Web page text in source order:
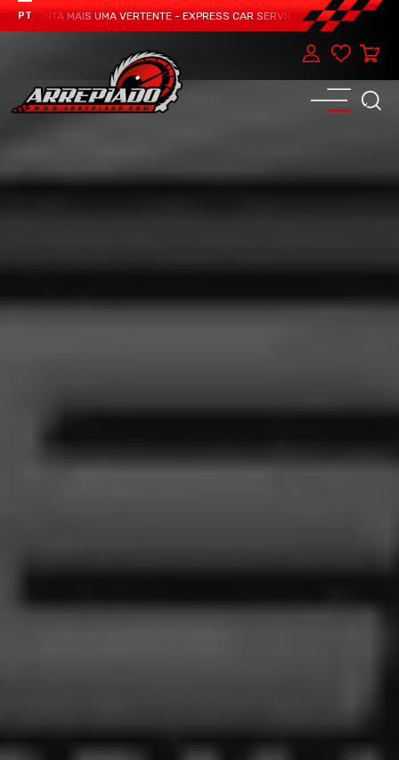
PT MAIS UMA VERTENTE - EXPRESS CAR SERVICE, MANUTENÇÃO DO TEU